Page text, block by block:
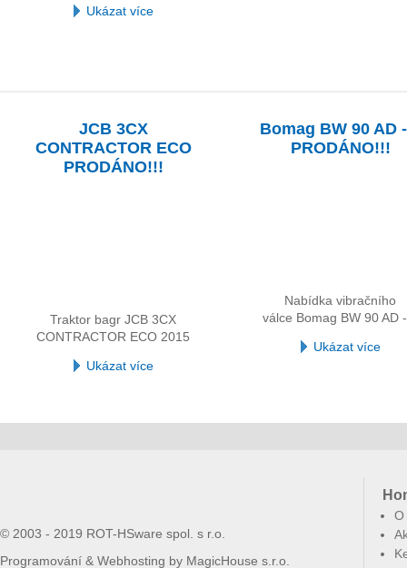
Ukázat více
JCB 3CX
CONTRACTOR ECO
PRODÁNO!!!
Traktor bagr JCB 3CX
CONTRACTOR ECO 2015
Ukázat více
Bomag BW 90 AD
PRODÁNO!!!
Nabídka vibračního
válce Bomag BW 90 AD
Ukázat více
© 2003 - 2019 ROT-HSware spol. s r.o.
Programování & Webhosting by MagicHouse s.r.o.
O